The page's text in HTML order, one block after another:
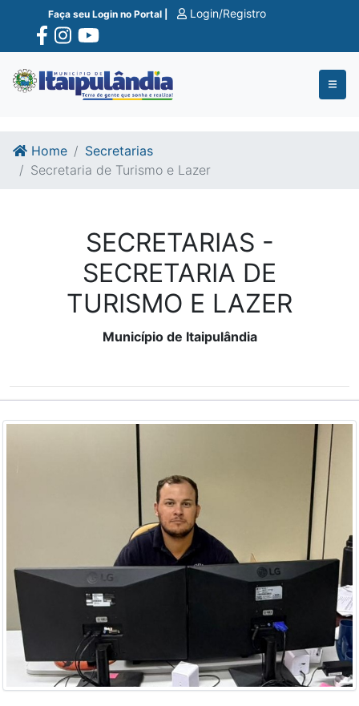
Ir para o conte�do
Ir para o fim do conte�do
Faça seu Login no Portal | Login/Registro
Home
Secretarias
Secretaria de Turismo e Lazer
SECRETARIAS -
SECRETARIA DE
TURISMO E LAZER
Município de Itaipulândia